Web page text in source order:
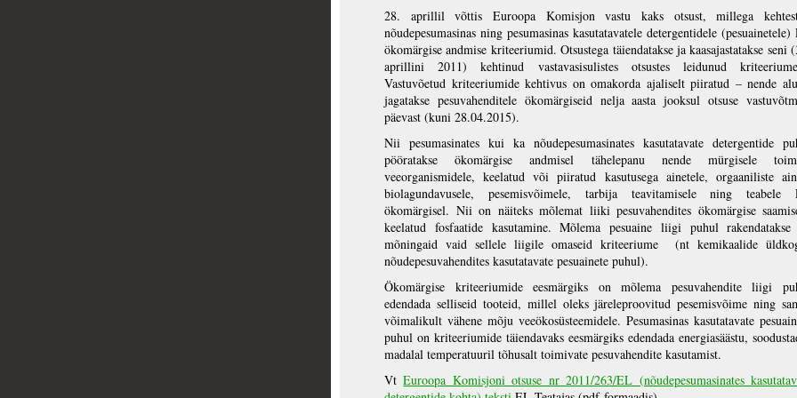
28. aprillil võttis Euroopa Komisjon vastu kaks otsust, millega
nõudepesumasinas ning pesumasinas kasutatavatele detergentidele
ökomärgise andmise kriteeriumid. Otsustega täiendatakse ja kaasajastatakse seni
aprillini 2011) kehtinud vastavasisulistes otsustes leidunud
Vastuvõetud kriteeriumide kehtivus on omakorda ajaliselt piiratud – nende
jagatakse pesuvahenditele ökomärgiseid nelja aasta jooksul otsuse
päevast (kuni 28.04.2015).
Nii pesumasinates kui ka nõudepesumasinates kasutatavate detergentide
pööratakse ökomärgise andmisel tähelepanu nende mürgisele
veeorganismidele, keelatud või piiratud kasutusega ainetele, orgaaniliste
biolagundavusele, pesemisvõimele, tarbija teavitamisele ning teabele
ökomärgisel. Nii on näiteks mõlemat liiki pesuvahendites ökomärgise
keelatud fosfaatide kasutamine. Mõlema pesuaine liigi puhul
mõningaid vaid sellele liigile omaseid kriteeriume
(nt kemikaalide
nõudepesuvahendites kasutatavate pesuainete puhul).
Ökomärgise kriteeriumide eesmärgiks on mõlema pesuvahendite liigi
edendada selliseid tooteid, millel oleks järeleproovitud pesemisvõime ning
võimalikult vähene mõju veeökosüsteemidele. Pesumasinas kasutatavate
puhul on kriteeriumide täiendavaks eesmärgiks edendada energiasäästu,
madalal temperatuuril tõhusalt toimivate pesuvahendite kasutamist.
VtEuroopa Komisjoni otsuse nr 2011/263/EL (nõudepesumasinates